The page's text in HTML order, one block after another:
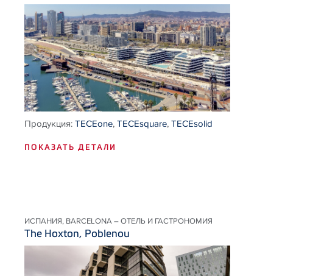
Продукция:TECEone,TECEsquare,TECEsolid
ПОКАЗАТЬ ДЕТАЛИ
ИСПАНИЯ, BARCELONA – ОТЕЛЬ И ГАСТРОНОМИЯ
The Hoxton, Poblenou